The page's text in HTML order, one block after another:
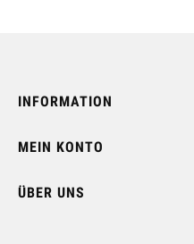
INFORMATION
MEIN KONTO
ÜBER UNS